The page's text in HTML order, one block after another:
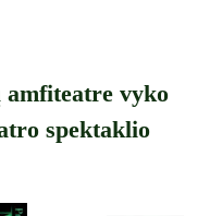
amfiteatre vyko
spektaklio